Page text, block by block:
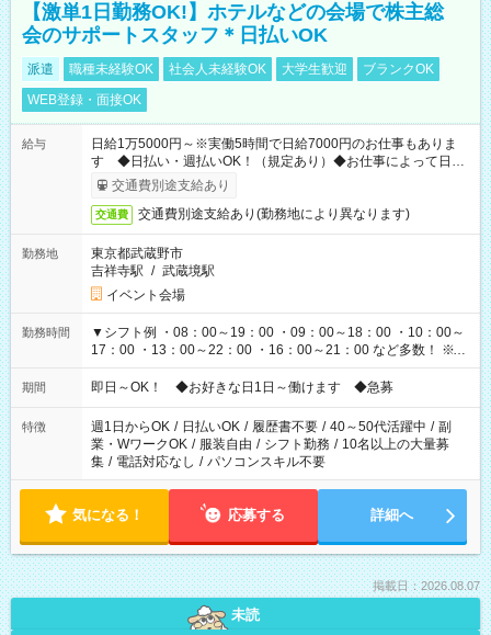
【激単1日勤務OK!】ホテルなどの会場で株主総
会のサポートスタッフ＊日払いOK
派遣 職種未経験OK 社会人未経験OK 大学生歓迎
ブランクOK
WEB登録・面接OK
給与
日給1万5000円～※実働5時間で日給7000円のお仕事もありま
す ◆日払い・週払いOK！（規定あり）◆お仕事によって日給
も異なります
交通費別途支給あり
交通費 交通費別途支給あり(勤務地により異なります)
勤務地
東京都武蔵野市
吉祥寺駅 / 武蔵境駅
イベント会場
勤務時間
▼シフト例 ・08：00～19：00 ・09：00～18：00 ・10：00～
17：00 ・13：00～22：00 ・16：00～21：00 など多数！ ※お
仕事により勤務時間が異なります
期間 即日～OK！ ◆お好きな日1日～働けます ◆急募
特徴 週1日からOK / 日払いOK / 履歴書不要 / 40～50代活躍中 / 副
業・WワークOK / 服装自由 / シフト勤務 / 10名以上の大量募
集 / 電話対応なし / パソコンスキル不要
気になる！ 応募する 詳細へ
掲載日：2026.08.07
未読